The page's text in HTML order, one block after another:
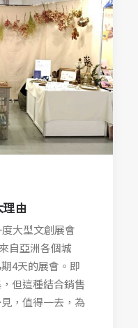
由
大型文創展會
自亞洲各個城
4天的展會。即
但這種結合銷售
，值得一去，為